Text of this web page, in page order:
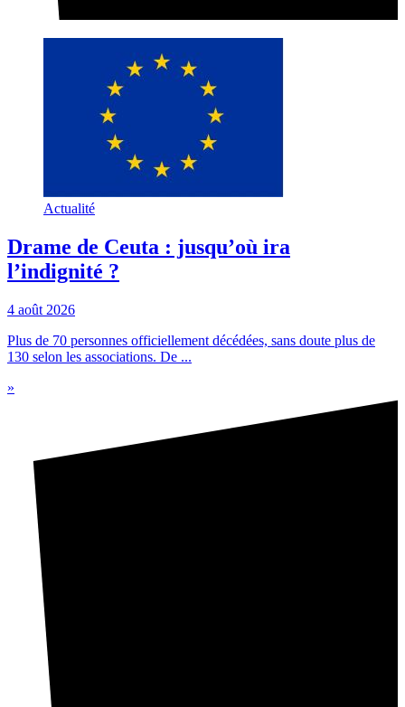
Actualité
Drame de Ceuta : jusqu’où ira
l’indignité ?
4 août 2026
Plus de 70 personnes officiellement décédées, sans doute plus de
130 selon les associations. De ...
»